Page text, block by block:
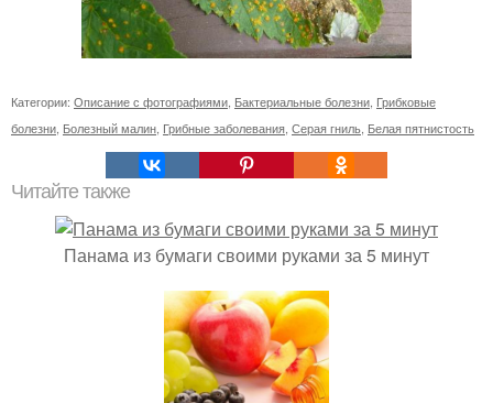
Категории: Описание с фотографиями Бактериальные болезни Грибковые
болезни Болезный малин Грибные заболевания Серая гниль Белая пятнистость
Читайте также
Панама из бумаги своими руками за 5 минут